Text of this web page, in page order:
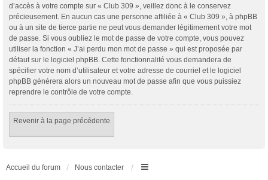
d’accès à votre compte sur « Club 309 », veillez donc à le conservez
précieusement. En aucun cas une personne affiliée à « Club 309 », à phpBB
ou à un site de tierce partie ne peut vous demander légitimement votre mot
de passe. Si vous oubliez le mot de passe de votre compte, vous pouvez
utiliser la fonction « J’ai perdu mon mot de passe » qui est proposée par
défaut sur le logiciel phpBB. Cette fonctionnalité vous demandera de
spécifier votre nom d’utilisateur et votre adresse de courriel et le logiciel
phpBB générera alors un nouveau mot de passe afin que vous puissiez
reprendre le contrôle de votre compte.
Revenir à la page précédente
Accueil du forum Nous contacter